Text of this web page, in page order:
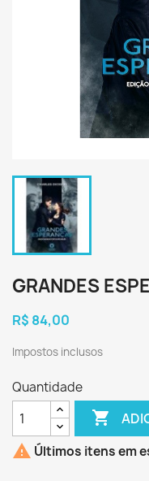
GRANDES
R$ 84,00
Impostos inclusos
Quantidade

 Últimos itens em